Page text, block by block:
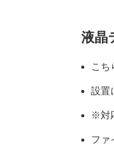
液晶
こち
設置
※対
ファ